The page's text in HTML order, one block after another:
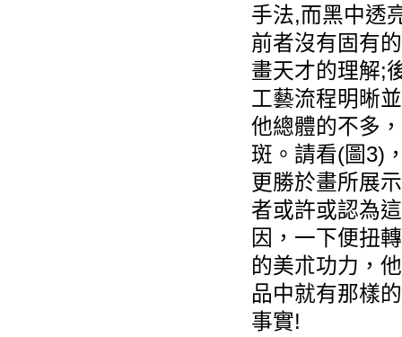
手法,而黑中透
前者沒有固有
畫天才的理解;
工藝流程明晰
他總體的不多
斑。請看(圖3)
更勝於畫所展
者或許或認為
因，一下便扭
的美朮功力，
品中就有那樣
事實!